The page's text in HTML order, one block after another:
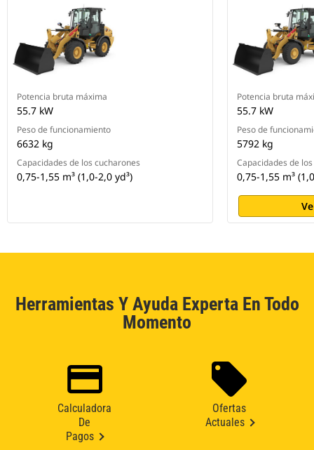
Potencia bruta máxima
55.7 kW
Peso de funcionamiento
6632 kg
Capacidades de los cucharones
0,75-1,55 m³ (1,0-2,0 yd³)
Potencia bruta
55.7 kW
Peso de
5792 kg
Capacidades de
0,75-1,55 m³
Herramientas Y Ayuda Experta En Todo
Momento
Calculadora
De
Pagos
Ofertas
Actuales